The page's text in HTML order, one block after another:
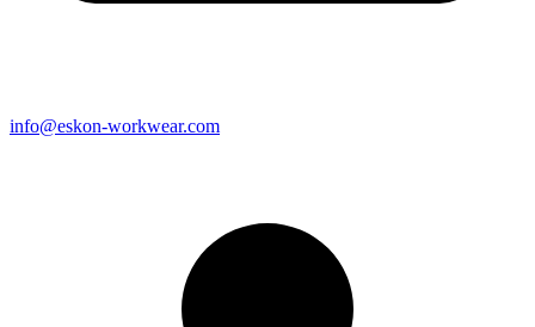
info@eskon-workwear.com